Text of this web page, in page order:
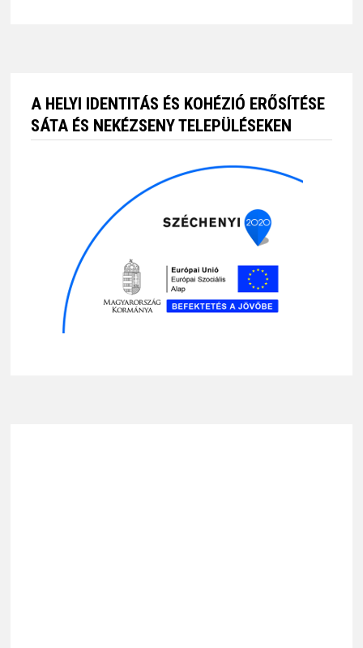
A HELYI IDENTITÁS ÉS KOHÉZIÓ ERŐSÍTÉSE
SÁTA ÉS NEKÉZSENY TELEPÜLÉSEKEN